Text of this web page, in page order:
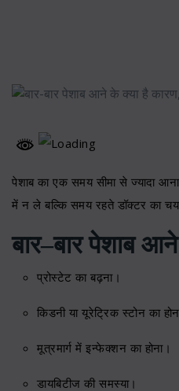
पेशाब का एक समय सीमा से ज्यादा
में न ले बल्कि समय रहते डॉक्टर का
बार–बार पेशाब
प्रोस्टेट का बढ़ना।
किडनी या यूरेट्रिक स्टोन का
मूत्रमार्ग में इन्फेक्शन का होना।
डायबिटीज की समस्या।